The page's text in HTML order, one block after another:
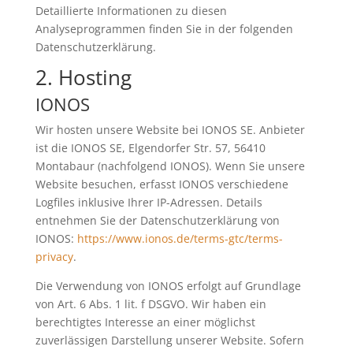
Detaillierte Informationen zu diesen
Analyseprogrammen finden Sie in der folgenden
Datenschutzerklärung.
2. Hosting
IONOS
Wir hosten unsere Website bei IONOS SE. Anbieter
ist die IONOS SE, Elgendorfer Str. 57, 56410
Montabaur (nachfolgend IONOS). Wenn Sie unsere
Website besuchen, erfasst IONOS verschiedene
Logfiles inklusive Ihrer IP-Adressen. Details
entnehmen Sie der Datenschutzerklärung von
IONOS: https://www.ionos.de/terms-gtc/terms-
privacy.
Die Verwendung von IONOS erfolgt auf Grundlage
von Art. 6 Abs. 1 lit. f DSGVO. Wir haben ein
berechtigtes Interesse an einer möglichst
zuverlässigen Darstellung unserer Website. Sofern